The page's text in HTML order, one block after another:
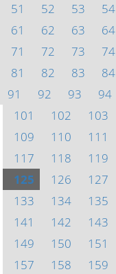
51
52 53 54
61
62 63 64
71
72 73 74
81
82 83 84
91
92 93 94
101
102 103
109
110 111
117
118 119
125
126 127
133
134 135
141
142 143
149
150 151
157
158 159